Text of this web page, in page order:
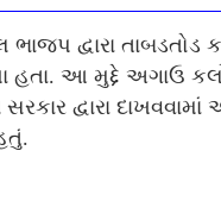
દ્વારા
હતા. આ મુદ્દે
દ્વારા